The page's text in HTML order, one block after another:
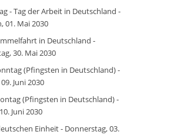
- Tag der Arbeit in Deutschland -
01. Mai 2030
in Deutschland -
30. Mai 2030
(Pfingsten in Deutschland) -
Juni 2030
(Pfingsten in Deutschland) -
Juni 2030
Einheit - Donnerstag, 03.